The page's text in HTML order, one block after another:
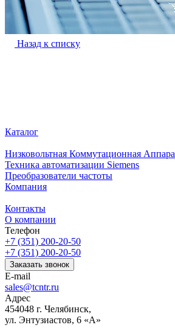
Назад к списку
Каталог
Низковольтная Коммутационная
Техника автоматизации Siemens
Преобразователи частоты
Компания
Контакты
О компании
Телефон
+7 (351) 200-20-50
+7 (351) 200-20-50
Заказать звонок
E-mail
sales@tcntr.ru
Адрес
454048 г. Челябинск,
ул. Энтузиастов, 6 «А»